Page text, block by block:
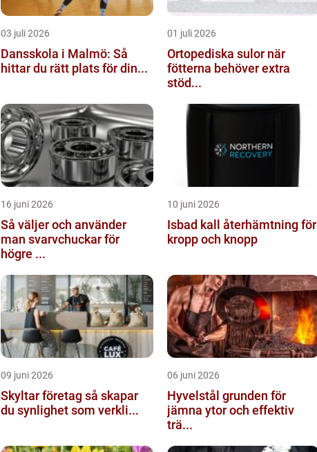
03 juli 2026
Dansskola i Malmö: Så
hittar du rätt plats för din...
01 juli 2026
Ortopediska sulor när
fötterna behöver extra
stöd...
16 juni 2026
Så väljer och använder
man svarvchuckar för
högre ...
10 juni 2026
Isbad kall återhämtning för
kropp och knopp
09 juni 2026
Skyltar företag så skapar
du synlighet som verkli...
06 juni 2026
Hyvelstål grunden för
jämna ytor och effektiv
trä...